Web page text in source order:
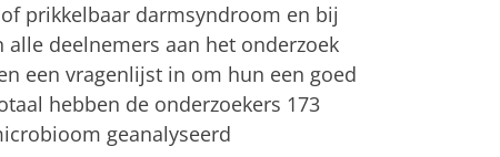
prikkelbaar darmsyndroom en bij
deelnemers aan het onderzoek
een vragenlijst in om hun een goed
hebben de onderzoekers 173
geanalyseerd